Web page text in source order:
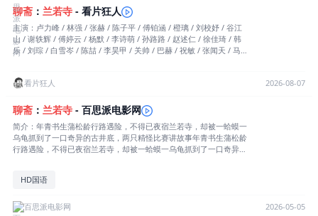
聊斋 ： 兰若寺 - 看片狂人
主演：卢力峰 / 林强 / 张赫 / 陈子平 / 傅铂涵 / 橙璃 / 刘校妤 / 谷江
山 / 谢轶辉 / 傅婷云 / 杨默 / 李诗萌 / 孙路路 / 赵述仁 / 徐佳琦 / 韩
乐 / 刘琮 / 白雪岑 / 陈喆 / 李昊甲 / 关帅 / 巴赫 / 祝敏 / 张闻天 / 马
画片 地区：中国大陆 年份：2025 更新：12.07 TAG：剧情,喜剧,动画,
85票) 6.6 (193票) 7.67 (热度:7.45) 简介：看片狂人(www.kpkuang.co
m)为您奉上中国大陆电影《聊斋：兰若寺》的免费在线观看，《聊
斋：兰若寺》是对白语言为汉语普通话，属于剧情,喜剧,动画,奇幻类
型，目前在豆瓣的评分为6.7分，有82885名网友参与打分，最后祝您
观影愉快，本页面也会及时添加或更新本片（剧）的最新播放源。以
却被一蛤蟆一乌龟抓到了一口奇异的古井底，两只精怪比赛讲故事并
逼迫蒲松龄评判故事的好坏……最终，被逼无奈的蒲松龄也讲出了自
以及五个经典聊斋故事改编的《崂山道士》《莲花公主》《聂小倩》
看片狂人 2026-08-07
聊斋 ： 兰若寺 - 百思派电影网
简介：年青书生蒲松龄行路遇险，不得已夜宿兰若寺，却被一蛤蟆一
乌龟抓到了一口奇异的古井底，两只精怪比赛讲故事年青书生蒲松龄
行路遇险，不得已夜宿兰若寺，却被一蛤蟆一乌龟抓到了一口奇异的
结构，分为一条主线《井下故事》以及五个经典聊斋故事改编的《崂
章。详情
HD国语
百思派电影网 2026-05-05